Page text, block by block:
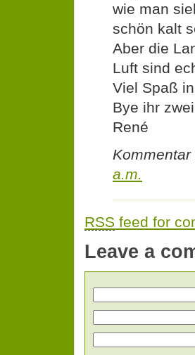
wie man
schön kalt
Aber die
Luft sind
Viel Spaß
Bye ihr
René
a.m.
RSS feed for
Leave a